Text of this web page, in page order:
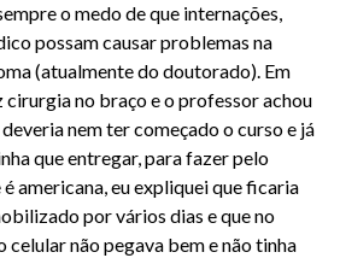
o medo de que internações,
possam causar problemas na
(atualmente do doutorado). Em
no braço e o professor achou
nem ter começado o curso e já
que entregar, para fazer pelo
americana, eu expliquei que ficaria
por vários dias e que no
celular não pegava bem e não tinha